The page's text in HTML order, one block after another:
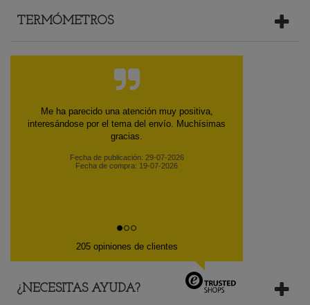
TERMÓMETROS
Precio y envío rápido.
Fecha de publicación: 13-06-2026
Fecha de compra: 10-06-2026
205 opiniones de clientes
¿NECESITAS AYUDA?